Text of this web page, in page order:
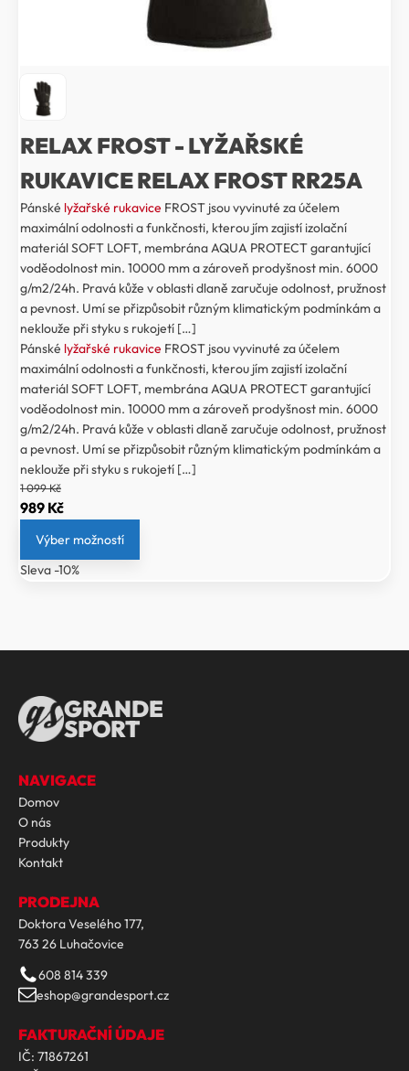
RELAX FROST - LYŽAŘSKÉ
RUKAVICE RELAX FROST RR25A
Pánské lyžařské rukavice FROST jsou vyvinuté za účelem
maximální odolnosti a funkčnosti, kterou jím zajistí izolační
materiál SOFT LOFT, membrána AQUA PROTECT garantující
voděodolnost min. 10000 mm a zároveň prodyšnost min. 6000
g/m2/24h. Pravá kůže v oblasti dlaně zaručuje odolnost, pružnost
a pevnost. Umí se přizpůsobit různým klimatickým podmínkám a
neklouže při styku s rukojetí […]
Pánské lyžařské rukavice FROST jsou vyvinuté za účelem
maximální odolnosti a funkčnosti, kterou jím zajistí izolační
materiál SOFT LOFT, membrána AQUA PROTECT garantující
voděodolnost min. 10000 mm a zároveň prodyšnost min. 6000
g/m2/24h. Pravá kůže v oblasti dlaně zaručuje odolnost, pružnost
a pevnost. Umí se přizpůsobit různým klimatickým podmínkám a
neklouže při styku s rukojetí […]
1 099Kč
Původní
cena
byla:
1
989 KčAktuální
cena
989 Kč.
Výber možností
Sleva -10%
GRANDE
SPORT
NAVIGACE
Domov
O nás
Produkty
Kontakt
PRODEJNA
Doktora Veselého 177,
763 26 Luhačovice
608 814 339
eshop@grandesport.cz
FAKTURAČNÍ ÚDAJE
IČ: 71867261